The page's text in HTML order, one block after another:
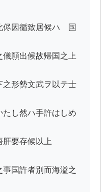
因循致居候ハゝ国
願出候故帰国之上
形勢文武ヲ以テ士
し然ハ手許はしめ
要存候以上
国許者別而海溢之